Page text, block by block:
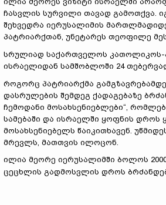
ჩასვლის სურვილი თავად გამოთქვა.
შეხვედრა იერუსალიმის
პატრიარქთან, უნეტარეს თეოფილე
სრულიად საქართველოს კათოლიკოს-
ისრაელიდან სამშობლოში 24
როგორც პატრიარქმა
დასრულების შემდეგ ქადაგებაზე
ჩემოდანი მოსახსენიებლები“,
სამებაში და ისრაელში ყოფნის დროს
მოსახსენიებელს წაიკითხავენ.
მრევლს, მათთვის ილოცონ.
ილია მეორე იერუსალიმში ბოლოს
ცეცხლის გადმოსვლის დროს